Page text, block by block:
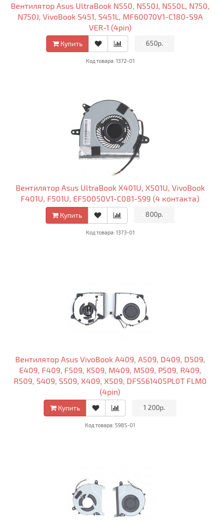
Вентилятор Asus UltraBook N550, N550J, N550L, N750,
N750J, VivoBook S451, S451L, MF60070V1-C180-S9A
VER-1 (4pin)
Купить 650р.
Код товара: 1372-01
Вентилятор Asus UltraBook X401U, X501U, VivoBook
F401U, F501U, EF50050V1-C081-S99 (4 контакта)
Купить 800р.
Код товара: 1373-01
Вентилятор Asus VivoBook A409, A509, D409, D509,
E409, F409, F509, K509, M409, M509, P509, R409,
R509, S409, S509, X409, X509, DFS561405PL0T FLM0
(4pin)
Купить 1 200р.
Код товара: 5985-01